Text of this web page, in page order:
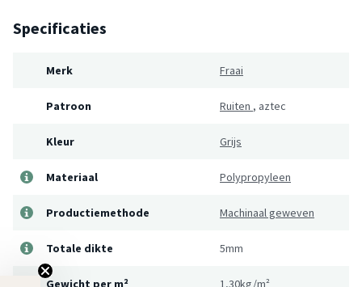
Specificaties
Merk Fraai
Patroon Ruiten , aztec
Kleur Grijs
Materiaal Polypropyleen
Productiemethode Machinaal geweven
Totale dikte 5mm
Gewicht per m² 1,30kg/m²